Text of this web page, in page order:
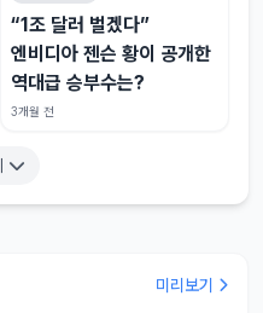
“1조 달러 벌겠다”
엔비디아 젠슨 황이 공개한
역대급 승부수는?
3개월 전
미리보기